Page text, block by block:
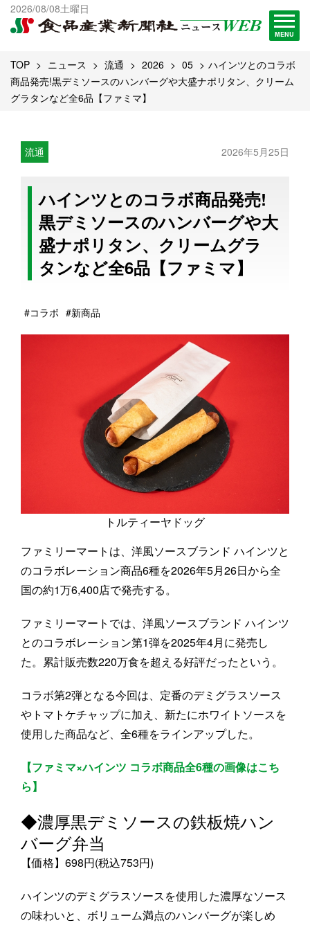
2026/08/08土曜日
MENU
出版物一覧へ
試読・購読申し込み
TOP ニュース 流通 2026 05
ハインツとのコラボ
商品発売!黒デミソースのハンバーグや大盛ナポリタン、クリーム
グラタンなど全6品【ファミマ】
流通 2026年5月25日
ハインツとのコラボ商品発売!
黒デミソースのハンバーグや大
盛ナポリタン、クリームグラ
タンなど全6品【ファミマ】
#コラボ #新商品
トルティーヤドッグ
ファミリーマートは、洋風ソースブランド ハインツと
のコラボレーション商品6種を2026年5月26日から全
国の約1万6,400店で発売する。
ファミリーマートでは、洋風ソースブランド ハインツ
とのコラボレーション第1弾を2025年4月に発売し
た。累計販売数220万食を超える好評だったという。
コラボ第2弾となる今回は、定番のデミグラスソース
やトマトケチャップに加え、新たにホワイトソースを
使用した商品など、全6種をラインアップした。
【ファミマ×ハインツ コラボ商品全6種の画像はこち
ら】
◆濃厚黒デミソースの鉄板焼ハン
バーグ弁当
【価格】698円(税込753円)
ハインツのデミグラスソースを使用した濃厚なソース
の味わいと、ボリューム満点のハンバーグが楽しめ